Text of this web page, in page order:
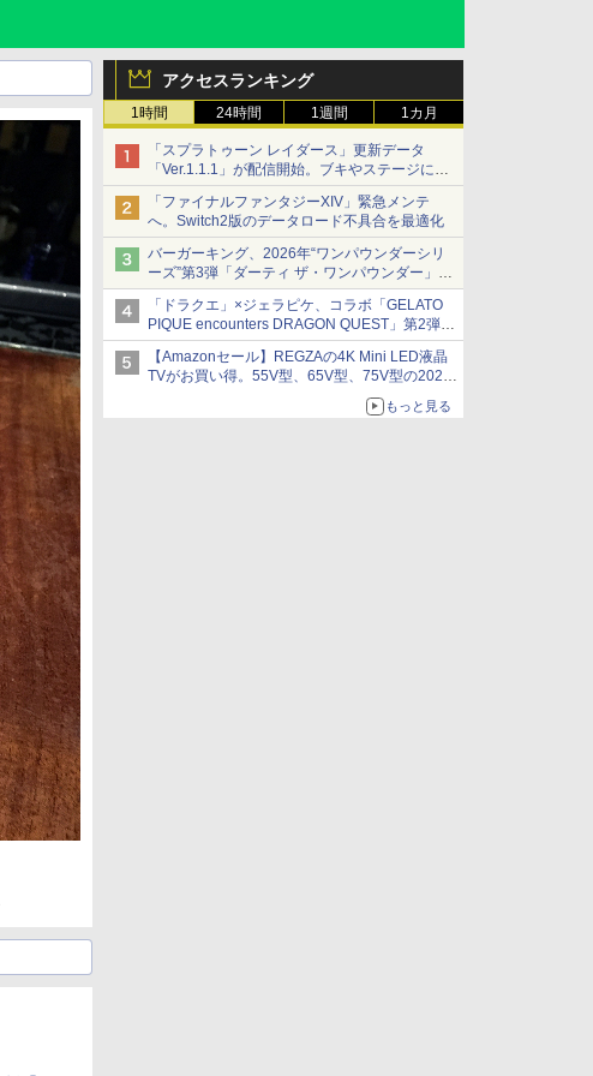
アクセスランキング
1時間 24時間 1週間 1カ月
「スプラトゥーン レイダース」更新データ
「Ver.1.1.1」が配信開始。ブキやステージに関
する不具合を修正
「ファイナルファンタジーXIV」緊急メンテ
へ。Switch2版のデータロード不具合を最適化
バーガーキング、2026年“ワンパウンダーシリ
ーズ”第3弾「ダーティ ザ・ワンパウンダー」を
8月7日発売
「特製ガーリックマヨソース」を使用した超大
型チーズバーガー
「ドラクエ」×ジェラピケ、コラボ「GELATO
PIQUE encounters DRAGON QUEST」第2弾が
本日発売
アイスカップに入ったスライムやわたぼう、ベ
ビーサタンなどがオリジナルアートで登場
【Amazonセール】REGZAの4K Mini LED液晶
TVがお買い得。55V型、65V型、75V型の2026
もっと見る